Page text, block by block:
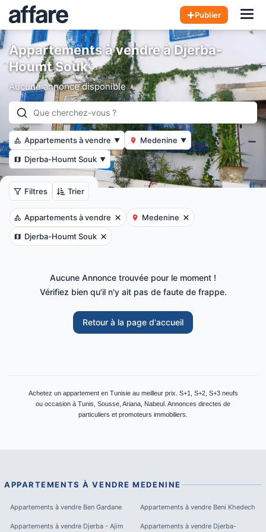
Publier
Appartements à vendre à Djerba-
Houmt Souk
Aucune annonce disponible
Appartements à vendre ▼ Medenine ▼
Djerba-Houmt Souk ▼
Filtres Trier
Appartements à vendre
Medenine
Djerba-Houmt Souk
Aucune Annonce trouvée pour le moment !
Vérifiez bien qu'il n'y ait pas de faute de frappe.
Retour à la page d'accueil
Achetez un appartement en Tunisie au meilleur prix. S+1, S+2, S+3 neufs
ou occasion à Tunis, Sousse, Ariana, Nabeul. Annonces directes de
particuliers et promoteurs immobiliers.
APPARTEMENTS À VENDRE MEDENINE
Appartements à vendre Ben Gardane Appartements à vendre Beni Khedech
Appartements à vendre Djerba - Ajim Appartements à vendre Djerba-